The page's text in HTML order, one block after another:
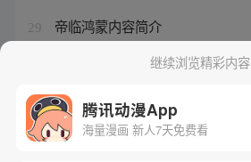
29 帝临鸿蒙内容简介
超过2000万字的完结玄幻小说
继续浏览精彩内容
腾讯动漫App
海量漫画 新人7天免费看